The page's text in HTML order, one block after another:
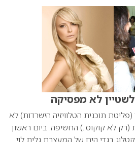
לא מפסיקה
(פליטת תוכנית הטלוויזיה הישרדות) לא
לא קוקוס..) החשיפה. ביום ראשון
בגדי הים של המעצבת גלית לוי